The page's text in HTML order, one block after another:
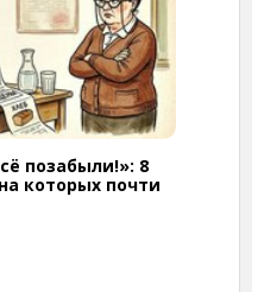
позабыли!»: 8
которых почти